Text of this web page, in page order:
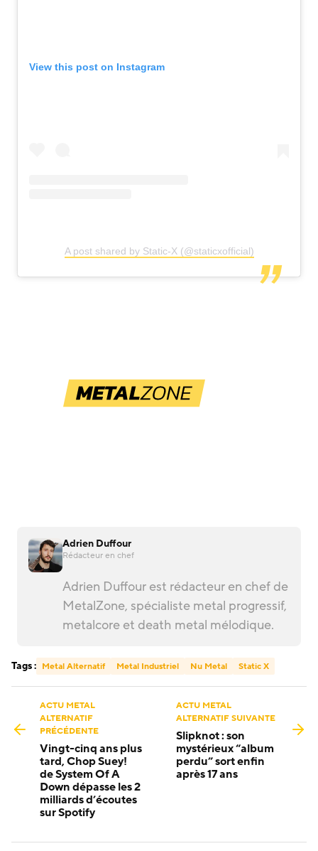
View this post on Instagram
A post shared by Static-X (@staticxofficial)
Adrien Duffour
Rédacteur en chef
Adrien Duffour est rédacteur en chef de
MetalZone, spécialiste metal progressif,
metalcore et death metal mélodique.
Tags : Metal Alternatif Metal Industriel Nu Metal Static X
ACTU METAL
ALTERNATIF
PRÉCÉDENTE
Vingt-cinq ans plus
tard, Chop Suey!
de System Of A
Down dépasse les 2
milliards d’écoutes
sur Spotify
ACTU METAL
ALTERNATIF SUIVANTE
Slipknot : son
mystérieux “album
perdu” sort enfin
après 17 ans